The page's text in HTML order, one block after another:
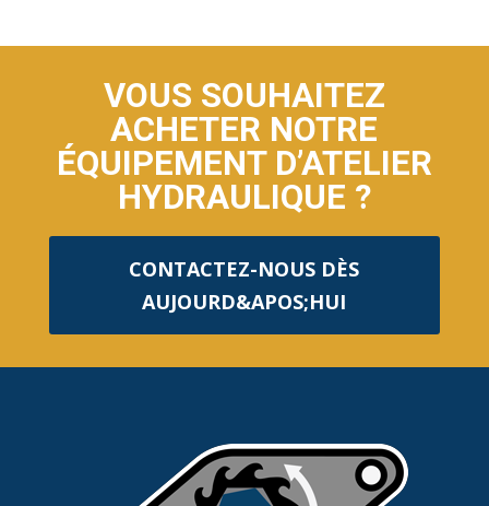
VOUS SOUHAITEZ
ACHETER NOTRE
ÉQUIPEMENT D’ATELIER
HYDRAULIQUE ?
CONTACTEZ-NOUS DÈS
AUJOURD&APOS;HUI